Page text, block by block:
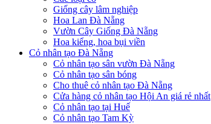
Giống cây lâm nghiệp
Hoa Lan Đà Nẵng
Vườn Cây Giống Đà Nẵng
Hoa kiểng, hoa bụi viền
Cỏ nhân tạo Đà Nẵng
Cỏ nhân tạo sân vườn Đà Nẵng
Cỏ nhân tạo sân bóng
Cho thuê cỏ nhân tạo Đà Nẵng
Cửa hàng cỏ nhân tạo Hội An giá rẻ nhất
Cỏ nhân tạo tại Huế
Cỏ nhân tạo Tam Kỳ